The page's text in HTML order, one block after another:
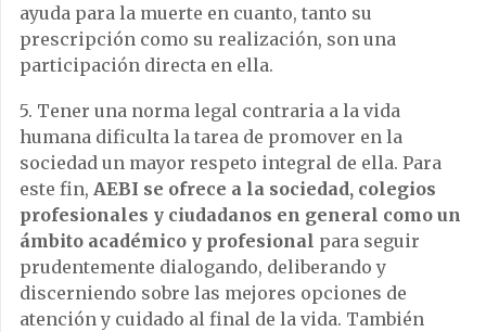
ayuda para la muerte en cuanto, tanto su
prescripción como su realización, son una
participación directa en ella.
5. Tener una norma legal contraria a la vida
humana dificulta la tarea de promover en la
sociedad un mayor respeto integral de ella. Para
este fin, AEBI se ofrece a la sociedad, colegios
profesionales y ciudadanos en general como un
ámbito académico y profesional para seguir
prudentemente dialogando, deliberando y
discerniendo sobre las mejores opciones de
atención y cuidado al final de la vida. También